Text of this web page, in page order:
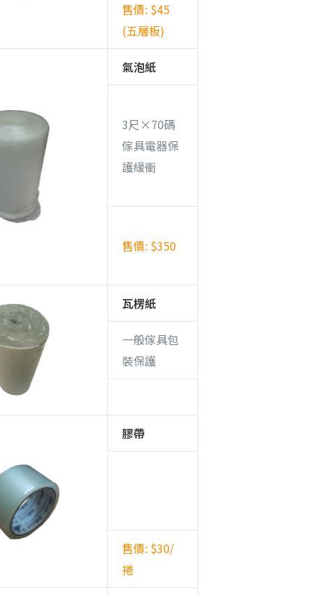
售價: $45
(五層板)
氣泡紙
3尺×70碼
傢具電器保
護緩衝
售價: $350
瓦楞紙
一般傢具包
裝保護
膠帶
售價: $30/
捲